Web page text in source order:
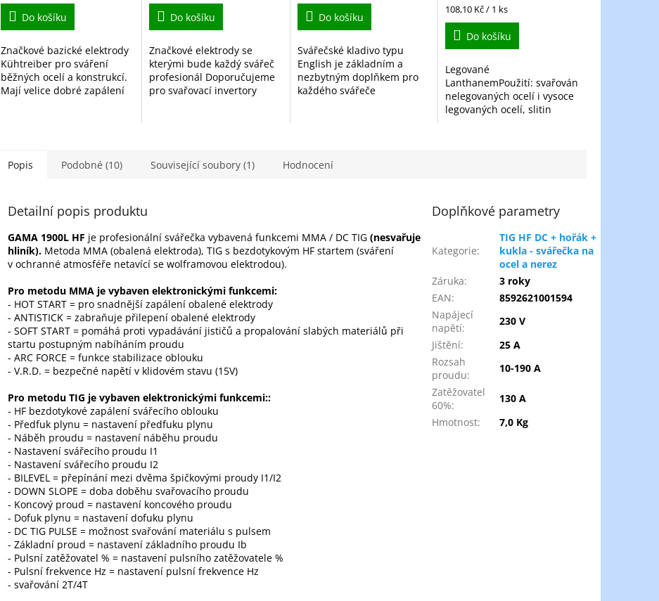
Do košíku
Značkové bazické elektrody
Kühtreiber pro sváření
běžných ocelí a konstrukcí.
Mají velice dobré zapálení
Do košíku
Značkové elektrody se
kterými bude každý svářeč
profesionál Doporučujeme
pro svařovací invertory
Do košíku
Svářečské kladivo typu
English je základním a
nezbytným doplňkem pro
každého svářeče
Měrná
cena:
108,10 Kč / 1 ks
Do košíku
Legované
LanthanemPoužití: svařování
nelegovaných ocelí i vysoce
legovaných ocelí, slitin
Popis Podobné (10) Související soubory (1) Hodnocení
Detailní popis produktu
GAMA 1900L HF je profesionální svářečka vybavená funkcemi MMA / DC TIG (nesvařuje
hliník). Metoda MMA (obalená elektroda), TIG s bezdotykovým HF startem (sváření
v ochranné atmosféře netavící se wolframovou elektrodou).
Pro metodu MMA je vybaven elektronickými funkcemi:
- HOT START = pro snadnější zapálení obalené elektrody
- ANTISTICK = zabraňuje přilepení obalené elektrody
- SOFT START = pomáhá proti vypadávání jističů a propalování slabých materiálů při
startu postupným nabíháním proudu
- ARC FORCE = funkce stabilizace oblouku
- V.R.D. = bezpečné napětí v klidovém stavu (15V)
Pro metodu TIG je vybaven elektronickými funkcemi::
- HF bezdotykové zapálení svářecího oblouku
- Předfuk plynu = nastavení předfuku plynu
- Náběh proudu = nastavení náběhu proudu
- Nastavení svářecího proudu I1
- Nastavení svářecího proudu I2
- BILEVEL = přepínání mezi dvěma špičkovými proudy I1/I2
- DOWN SLOPE = doba doběhu svařovacího proudu
- Koncový proud = nastavení koncového proudu
- Dofuk plynu = nastavení dofuku plynu
- DC TIG PULSE = možnost svařování materiálu s pulsem
- Základní proud = nastavení základního proudu Ib
- Pulsní zatěžovatel % = nastavení pulsního zatěžovatele %
- Pulsní frekvence Hz = nastavení pulsní frekvence Hz
- svařování 2T/4T
Doplňkové parametry
Kategorie:
TIG HF DC + hořák +
kukla - svářečka na
ocel a nerez
Záruka:
3 roky
EAN:
8592621001594
Napájecí
napětí:
230 V
Jištění:
25 A
Rozsah
proudu:
10-190 A
Zatěžovatel
60%:
130 A
Hmotnost: 7,0 Kg